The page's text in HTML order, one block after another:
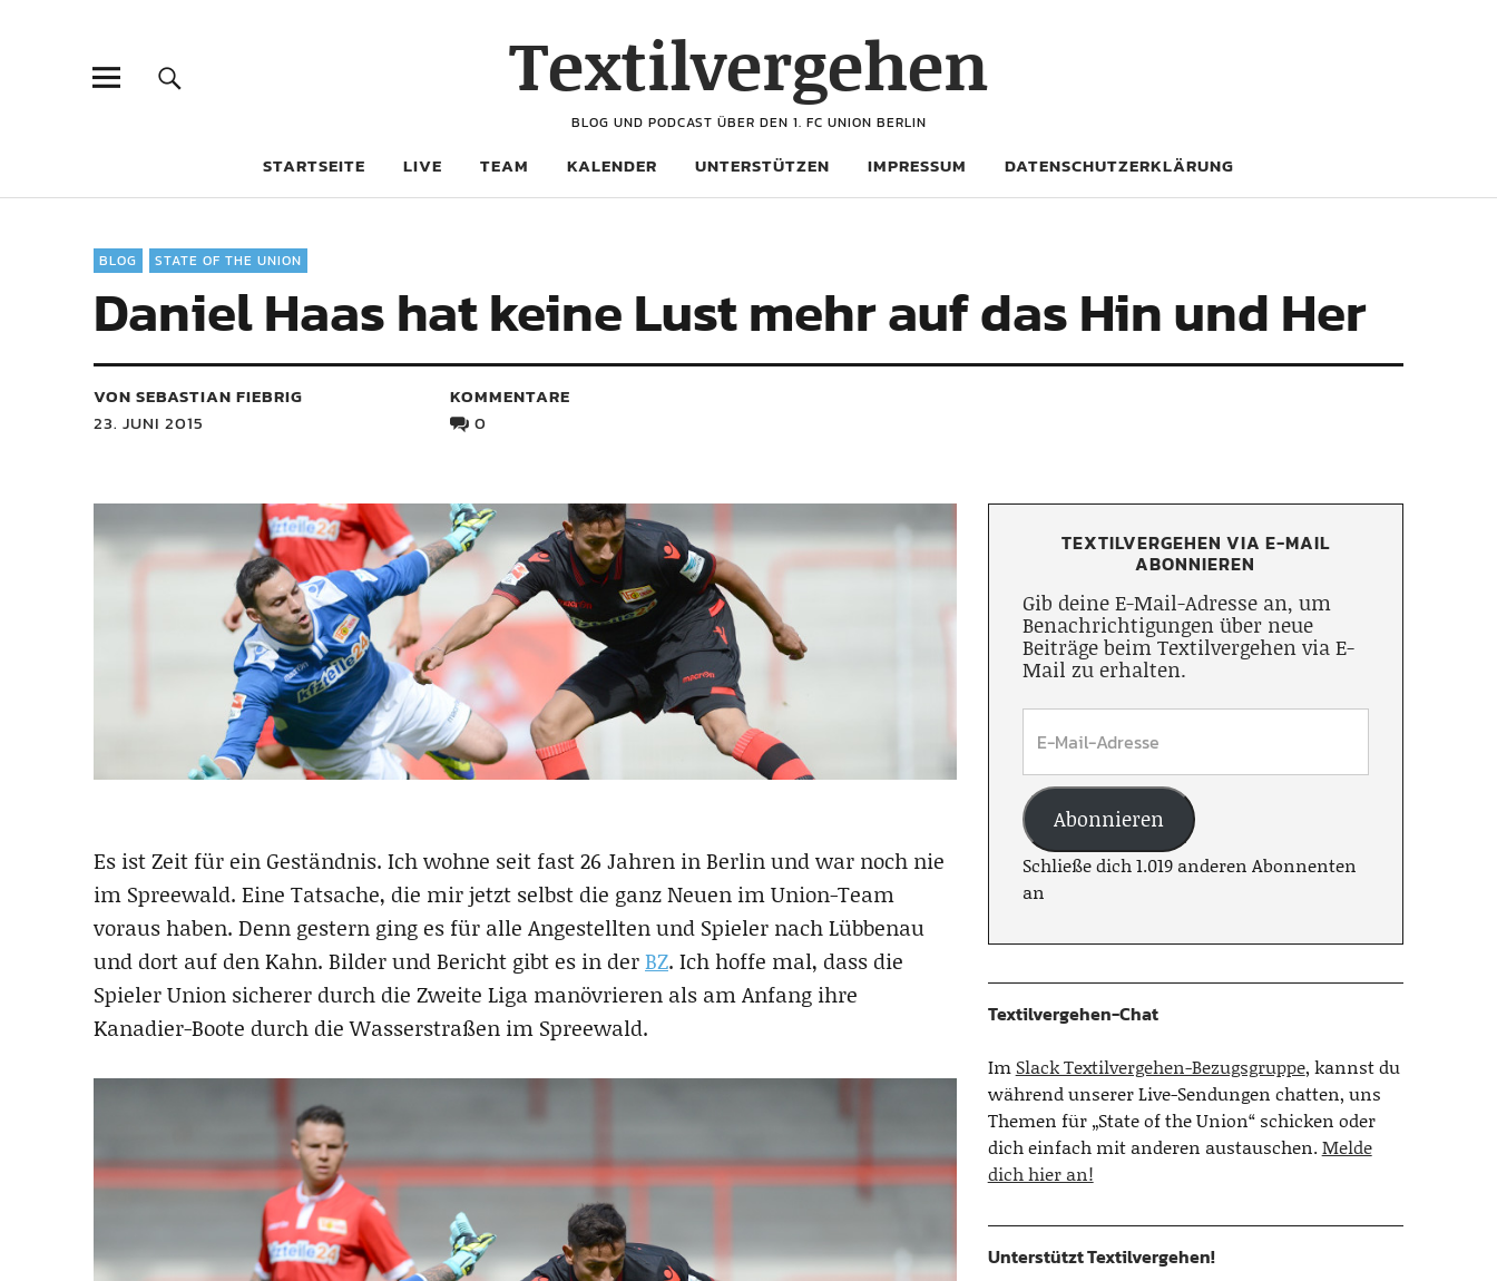
Textilvergehen
BLOG UND PODCAST ÜBER DEN 1. FC UNION BERLIN
STARTSEITE LIVE TEAM KALENDER UNTERSTÜTZEN IMPRESSUM DATENSCHUTZERKLÄRUNG
BLOG STATE OF THE UNION
Daniel Haas hat keine Lust mehr auf das Hin und Her
VON SEBASTIAN FIEBRIG
23. JUNI 2015
KOMMENTARE
0
Es ist Zeit für ein Geständnis. Ich wohne seit fast 26 Jahren in Berlin und war noch nie
im Spreewald. Eine Tatsache, die mir jetzt selbst die ganz Neuen im Union-Team
voraus haben. Denn gestern ging es für alle Angestellten und Spieler nach Lübbenau
und dort auf den Kahn. Bilder und Bericht gibt es in derBZ. Ich hoffe mal, dass die
Spieler Union sicherer durch die Zweite Liga manövrieren als am Anfang ihre
Kanadier-Boote durch die Wasserstraßen im Spreewald.
TEXTILVERGEHEN VIA E-MAIL
ABONNIEREN
Gib deine E-Mail-Adresse an, um
Benachrichtigungen über neue
Beiträge beim Textilvergehen via E-
Mail zu erhalten.
Abonnieren
Schließe dich 1.019 anderen Abonnenten
an
Textilvergehen-Chat
Im Slack Textilvergehen-Bezugsgruppe, kannst du
während unserer Live-Sendungen chatten, uns
Themen für „State of the Union“ schicken oder
dich einfach mit anderen austauschen.Melde
dich hier an!
Unterstützt Textilvergehen!